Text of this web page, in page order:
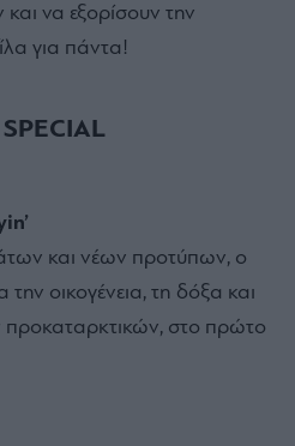
να εξορίσουν την
για πάντα!
και νέων προτύπων, ο
οικογένεια, τη δόξα και
προκαταρκτικών, στο πρώτο